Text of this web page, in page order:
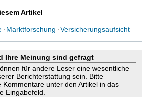
Artikel
·Marktforschung ·Versicherungsaufsicht
Ihre Meinung sind gefragt
für andere Leser eine wesentliche
Berichterstattung sein. Bitte
Kommentare unter den Artikel in das
Eingabefeld.